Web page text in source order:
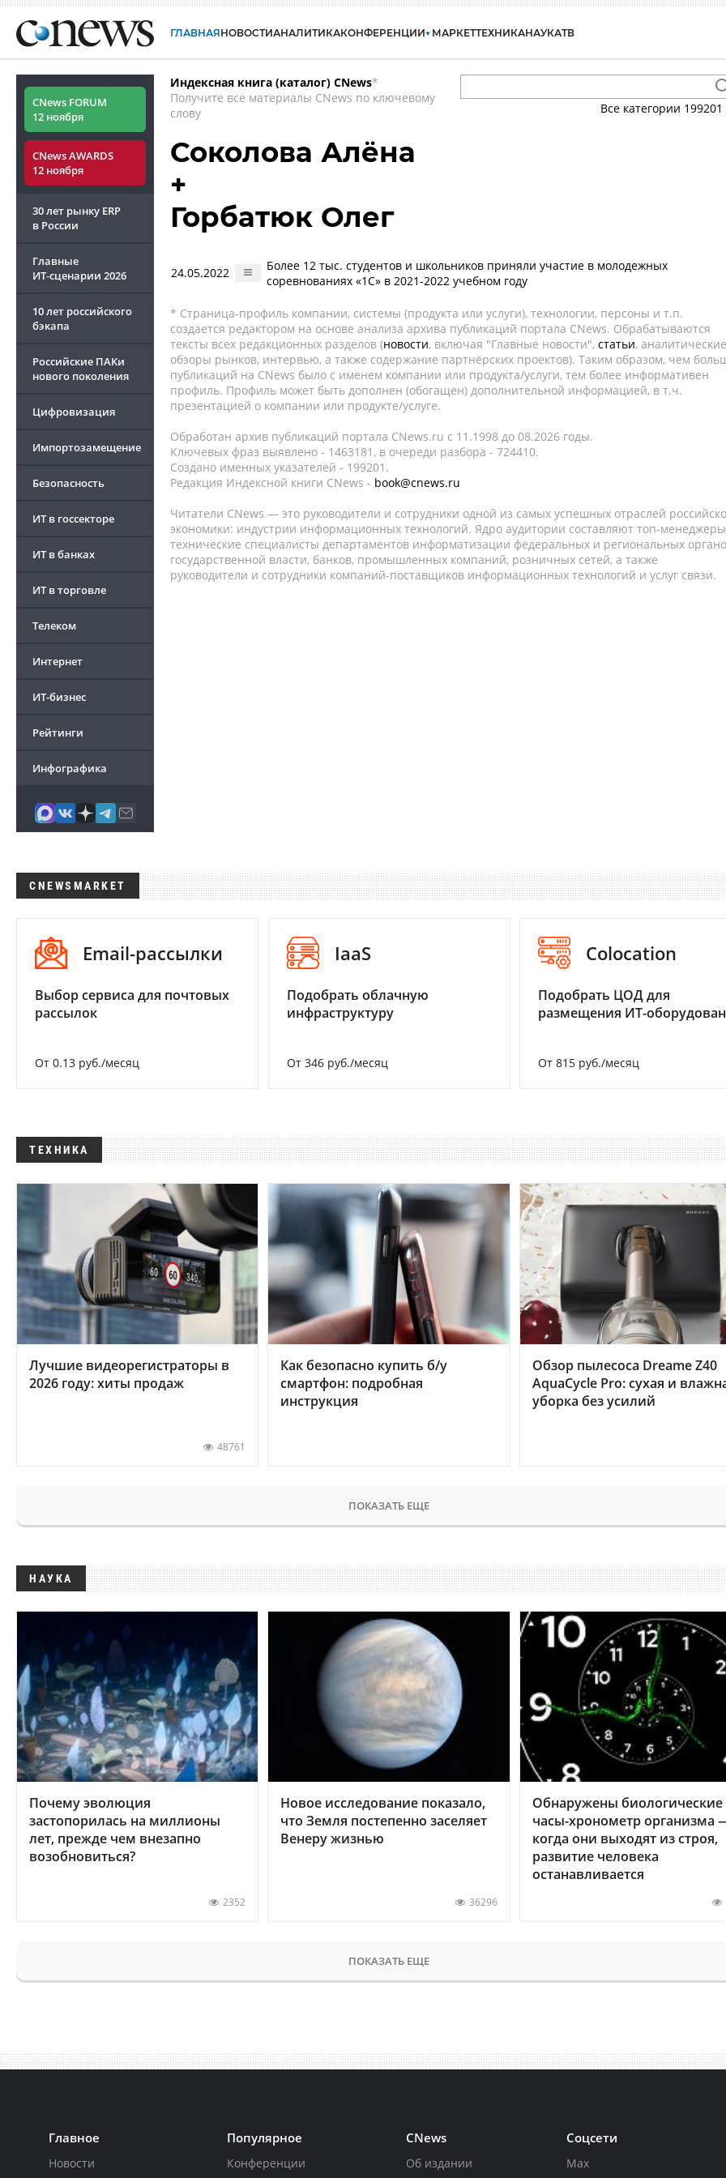
ГЛАВНАЯНОВОСТИАНАЛИТИКАКОНФЕРЕНЦИИ МАРКЕТТЕХНИКАНАУКАТВ
CNews FORUM
12 ноября
CNews AWARDS
12 ноября
30 лет рынку ERP
в России
Главные
ИТ-сценарии 2026
10 лет российского
бэкапа
Российские ПАКи
нового поколения
Цифровизация
Импортозамещение
Безопасность
ИТ в госсекторе
ИТ в банках
ИТ в торговле
Телеком
Интернет
ИТ-бизнес
Рейтинги
Инфографика
Индексная книга (каталог) CNews*
Получите все материалы CNews по ключевому
слову
Все категории 199201
Соколова Алёна
+
Горбатюк Олег
24.05.2022
Более 12 тыс. студентов и школьников приняли участие в молодежных
соревнованиях «1С» в 2021-2022 учебном году
* Страница-профиль компании, системы (продукта или услуги), технологии, персоны и т.п.
создается редактором на основе анализа архива публикаций портала CNews. Обрабатываются
тексты всех редакционных разделов (новости, включая "Главные новости", статьи, аналитические
обзоры рынков, интервью, а также содержание партнёрских проектов). Таким образом, чем
публикаций на CNews было с именем компании или продукта/услуги, тем более информативен
профиль. Профиль может быть дополнен (обогащен) дополнительной информацией, в т.ч.
презентацией о компании или продукте/услуге.
Обработан архив публикаций портала CNews.ru c 11.1998 до 08.2026 годы.
Ключевых фраз выявлено - 1463181, в очереди разбора - 724410.
Создано именных указателей - 199201.
Редакция Индексной книги CNews - book@cnews.ru
Читатели CNews — это руководители и сотрудники одной из самых успешных отраслей
экономики: индустрии информационных технологий. Ядро аудитории составляют топ-
технические специалисты департаментов информатизации федеральных и региональных
государственной власти, банков, промышленных компаний, розничных сетей, а также
руководители и сотрудники компаний-поставщиков информационных технологий и услуг связи.
CNEWSMARKET
Email-рассылки
Выбор сервиса для почтовых
рассылок
От 0.13 руб./месяц
IaaS
Подобрать облачную
инфраструктуру
От 346 руб./месяц
Colocation
Подобрать ЦОД для
размещения ИТ-
От 815 руб./месяц
ТЕХНИКА
Лучшие видеорегистраторы в
2026 году: хиты продаж
48761
Как безопасно купить б/у
смартфон: подробная
инструкция
Обзор пылесоса Dreame Z40
AquaCycle Pro: сухая и
уборка без усилий
ПОКАЗАТЬ ЕЩЕ
НАУКА
Почему эволюция
застопорилась на миллионы
лет, прежде чем внезапно
возобновиться?
2352
Новое исследование показало,
что Земля постепенно заселяет
Венеру жизнью
36296
Обнаружены биологические
часы-хронометр организма
когда они выходят из строя,
развитие человека
останавливается
ПОКАЗАТЬ ЕЩЕ
Главное
Новости
Популярное
Конференции
CNews
Об издании
Соцсети
Max